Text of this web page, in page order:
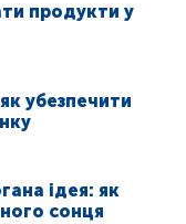
продукти у
убезпечити
ідея: як
сонця